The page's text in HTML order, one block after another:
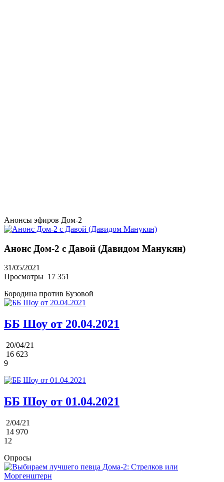
Анонсы эфиров Дом-2
Анонс Дом-2 с Давой (Давидом Манукян)
31/05/2021
Просмотры 17 351
Бородина против Бузовой
ББ Шоу от 20.04.2021
20/04/21
16 623
9
ББ Шоу от 01.04.2021
2/04/21
14 970
12
Опросы